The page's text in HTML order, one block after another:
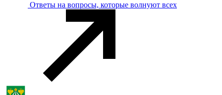
Ответы на вопросы, которые волнуют всех